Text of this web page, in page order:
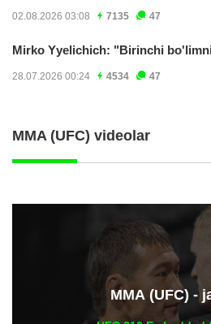
02.08.2026 03:08 7135 47
Mirko Yyelichich: "Birinchi
28.07.2026 00:24 4534 47
MMA (UFC) videolar
ММА (UFC) -